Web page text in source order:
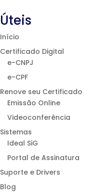
Úteis
Início
Certificado Digital
e-CNPJ
e-CPF
Renove seu Certificado
Emissão Online
Videoconferência
Sistemas
Ideal SiG
Portal de Assinatura
Suporte e Drivers
Blog